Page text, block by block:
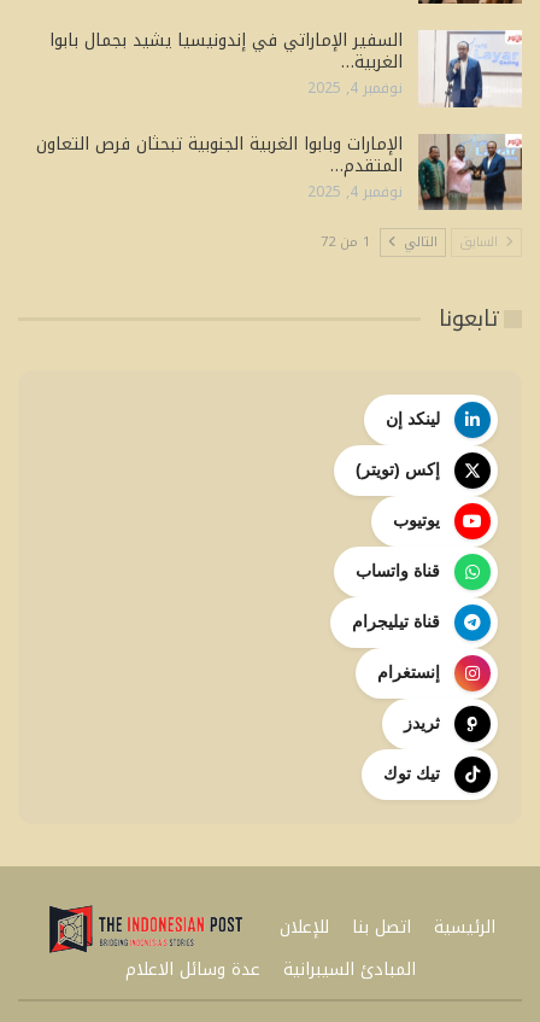
السفير الإماراتي في إندونيسيا يشيد بجمال بابوا
الغربية…
نوفمبر 4, 2025
الإمارات وبابوا الغربية الجنوبية تبحثان فرص التعاون
المتقدم…
نوفمبر 4, 2025
السابق التالي 1 من 72
تابعونا
لينكد إن
إكس (تويتر)
يوتيوب
قناة واتساب
قناة تيليجرام
إنستغرام
ثريدز
تيك توك
الرئيسية اتصل بنا
للإعلان
المبادئ السيبرانية
عدة وسائل الاعلام